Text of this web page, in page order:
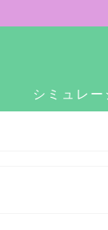
シミュレー